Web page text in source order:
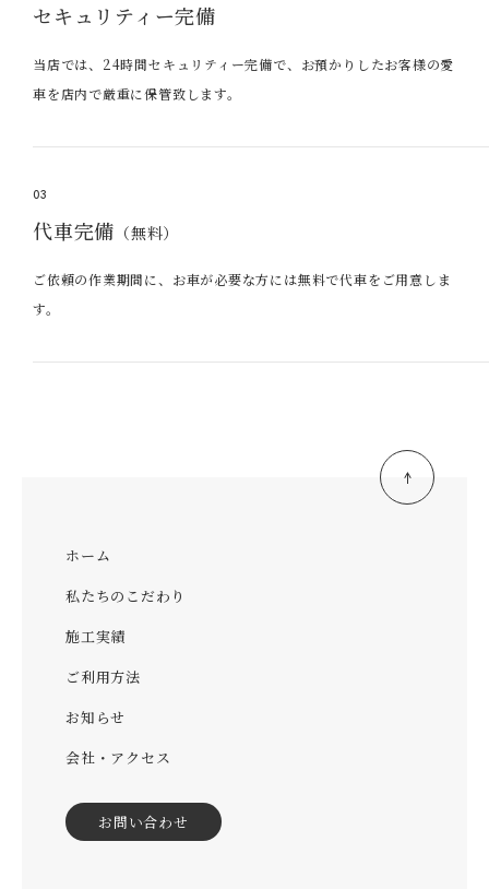
セキュリティー完備
当店では、24時間セキュリティー完備で、お預かりしたお客様の愛
車を店内で厳重に保管致します。
03
代車完備 （無料）
ご依頼の作業期間に、お車が必要な方には無料で代車をご用意しま
す。
ホーム
私たちのこだわり
施工実績
ご利用方法
お知らせ
会社・アクセス
お問い合わせ